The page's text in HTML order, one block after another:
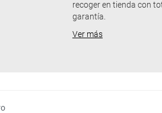
recoger en tienda con
garantía.
Ver más